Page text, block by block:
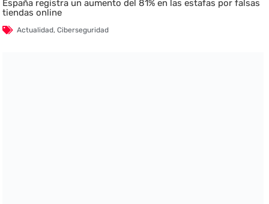
España registra un aumento del 81% en las estafas por falsas
tiendas online
Actualidad,Ciberseguridad